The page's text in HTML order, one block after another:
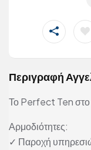
Περιγραφή
Το Perfect Ten στο
Αρμοδιότητες:
✓ Παροχή